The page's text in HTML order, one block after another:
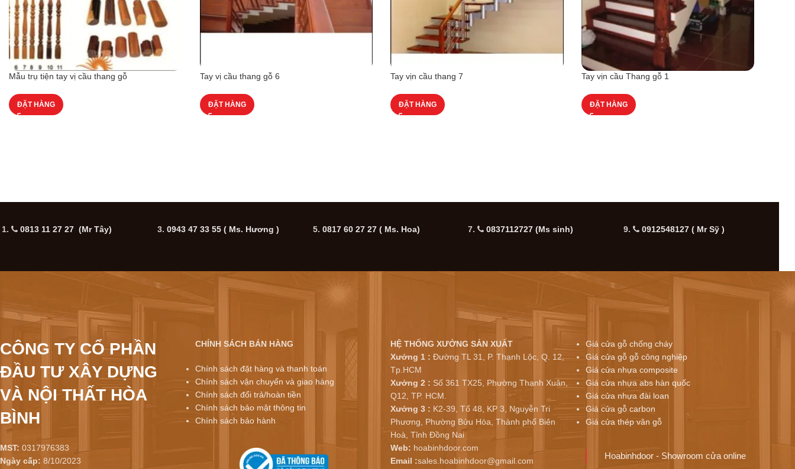
Mẫu trụ tiện tay vị cầu thang gỗ
ĐẶT HÀNG
Tay vị cầu thang gỗ 6
ĐẶT HÀNG
Tay vịn cầu thang 7
ĐẶT HÀNG
Tay vịn cầu Thang gỗ 1
ĐẶT HÀNG
1. 0813 11 27 27 (Mr Tây) 3. 0943 47 33 55( Ms. Hương ) 5. 0817 60 27 27( Ms. Hoa) 7. 0837112727 (Ms sinh) 9. 0912548127 ( Mr Sỹ )
CÔNG TY CỔ PHẦN
ĐẦU TƯ XÂY DỰNG
VÀ NỘI THẤT HÒA
BÌNH
MST: 0317976383
Ngày cấp: 8/10/2023
CHÍNH SÁCH BÁN HÀNG
Chính sách đặt hàng và thanh toán
Chính sách vận chuyển và giao hàng
Chính sách đổi trả/hoàn tiền
Chính sách bảo mật thông tin
Chính sách bảo hành
HỆ THỐNG XƯỞNG SẢN XUẤT
Xưởng 1 : Đường TL 31, P. Thạnh Lộc, Q. 12,
Tp.HCM
Xưởng 2 : Số 361 TX25, Phường Thạnh Xuân,
Q12, TP. HCM.
Xưởng 3 : K2-39, Tổ 48, KP 3, Nguyễn Tri
Phương, Phường Bửu Hòa, Thành phố Biên
Hoà, Tỉnh Đồng Nai
Web: hoabinhdoor.com
Email :sales.hoabinhdoor@gmail.com
Giá cửa gỗ chống cháy
Giá cửa gỗ gỗ công nghiệp
Giá cửa nhựa composite
Giá cửa nhựa abs hàn quốc
Giá cửa nhựa đài loan
Giá cửa gỗ carbon
Giá cửa thép vân gỗ
Hoabinhdoor - Showroom cửa online